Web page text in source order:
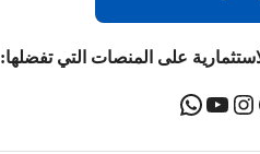
على المنصات التي تفضلها: